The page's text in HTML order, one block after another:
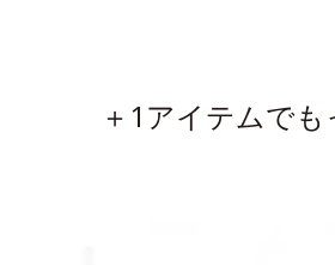
＋1アイテムでも